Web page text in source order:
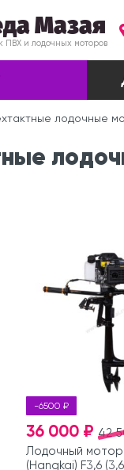
Мазая
ПВХ и лодочных моторов
лодочные
-6500 ₽
42
36 000 ₽
Лодочный мотор
(Hangkai) F3,6